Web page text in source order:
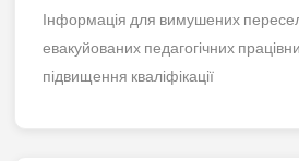
Інформація для вимушених
евакуйованих педагогічних
підвищення кваліфікації